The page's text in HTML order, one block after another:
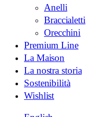
Anelli
Braccialetti
Orecchini
Premium Line
La Maison
La nostra storia
Sostenibilità
Wishlist